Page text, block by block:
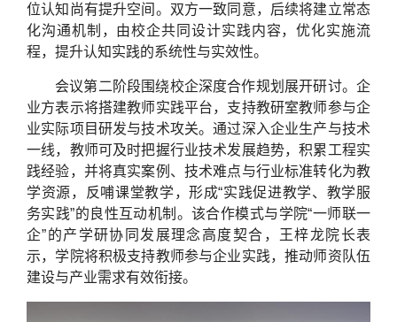
位认知尚有提升空间。双方一致同意，后续将建立常态
化沟通机制，由校企共同设计实践内容，优化实施流
程，提升认知实践的系统性与实效性。
会议第二阶段围绕校企深度合作规划展开研讨。企
业方表示将搭建教师实践平台，支持教研室教师参与企
业实际项目研发与技术攻关。通过深入企业生产与技术
一线，教师可及时把握行业技术发展趋势，积累工程实
践经验，并将真实案例、技术难点与行业标准转化为教
学资源，反哺课堂教学，形成“实践促进教学、教学服
务实践”的良性互动机制。该合作模式与学院“一师联一
企”的产学研协同发展理念高度契合，王梓龙院长表
示，学院将积极支持教师参与企业实践，推动师资队伍
建设与产业需求有效衔接。